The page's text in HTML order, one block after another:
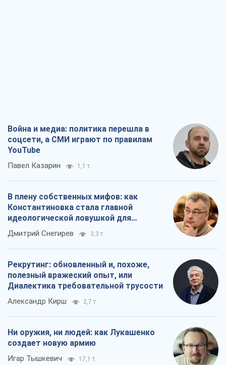
Война и медиа: политика перешла в
соцсети, а СМИ играют по правилам
YouTube
Павел Казарин 1,1 т.
В плену собственных мифов: как
Константиновка стала главной
идеологической ловушкой для
российских оккупантов
Дмитрий Снегирев 3,3 т.
Рекрутинг: обновленный и, похоже,
полезный вражеский опыт, или
Диалектика требовательной трусости
Александр Кирш 2,7 т.
Ни оружия, ни людей: как Лукашенко
создает новую армию
Игар Тышкевич 17,1 т.